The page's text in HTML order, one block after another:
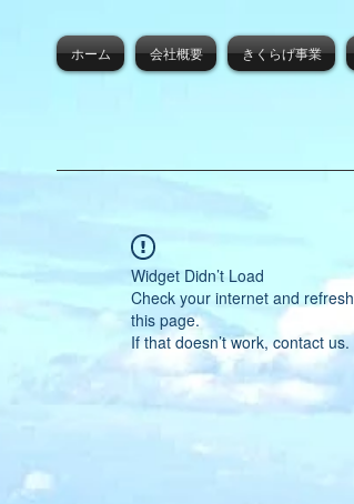
ホーム 会社概要 きくらげ事業
Widget Didn’t Load
Check your internet and refresh
this page.
If that doesn’t work, contact us.